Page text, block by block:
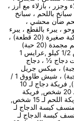
وجزر ، بازلاء مع أرز ،
باللحم ، سبانخ
ضأن محشي ،
، يبرء بالقطع ، يبرء
مع الكوسا ، يخنة برغل ، كبة كبيرة (20 قطعة) ، كبة صغيرة (20 قطعة) ،
سمبوسك جبنة مجمدة (20 قطعة) ، سمبوسك لحم مجمدة (20 حبة)
شيش براك 40 حبة يبرء كبير, يبرء صغير ,عرايس 1/2 كيلو ,عرايس 1
مشوي مكعبات دجاج ½ ، دجاج
(1 كغ) ، كباب (وجبة) ، ميكس جريل
(1/2 كغ) ، ميكس جريل (1 كغ) ، ميكس جريل (وجبة) ، شيش طاووق 1 /
2 كيلو, شيش طاووق 1 كيلو, شيش طاووق (وجبة), فريكة دجاج لـ 10
أشخاص، فريكة دجاج لـ 15 شخص, فريكة دجاج لـ 20 شخص, فريكة
دجاج لـ 5 أشخاص, لحم الفريكة لـ 10 أشخاص،فريكة اللحم لـ 15 شخص,
, فريكة لـ 5 أشخاص, منسف كبسة الدجاج لـ
الدجاج لـ 15 شخص، منسف كبسة الدجاج لـ